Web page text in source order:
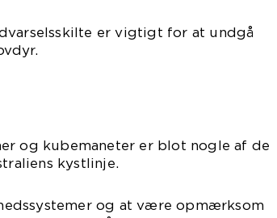
er vigtigt for at undgå
og kubemaneter er blot nogle af de
kystlinje.
og at være opmærksom